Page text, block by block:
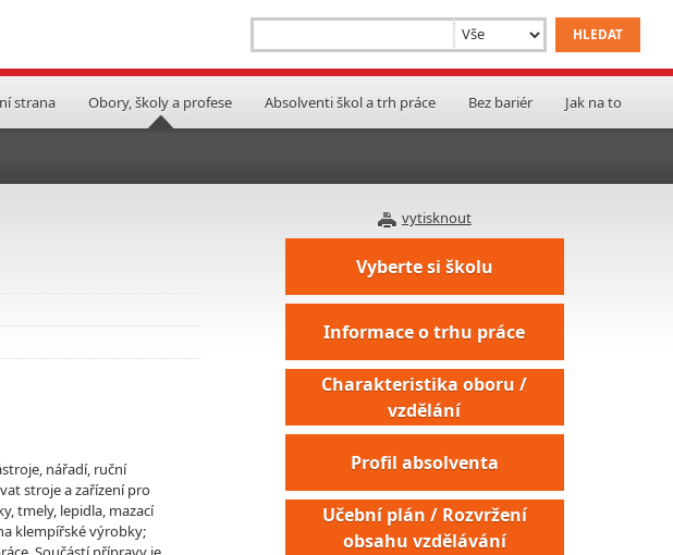
strana Obory, školy a profese Absolventi škol a trh práce Bez bariér Jak na to
vytisknout
nářadí, ruční
stroje a zařízení pro
tmely, lepidla, mazací
klempířské výrobky;
Vyberte si školu
Informace o trhu práce
Charakteristika oboru /
vzdělání
Profil absolventa
Učební plán / Rozvržení
obsahu vzdělávání